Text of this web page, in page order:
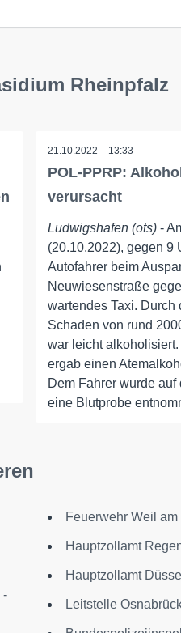
Rheinpfalz
21.10.2022 – 13:33
POL-PPRP:
verursacht
Ludwigshafen (ots)-
(20.10.2022), gegen 9
Autofahrer beim
Neuwiesenstraße
wartendes Taxi. Durch
Schaden von rund
war leicht
ergab einen
Dem Fahrer wurde
eine Blutprobe
-
Feuerwehr Weil am
Hauptzollamt
Hauptzollamt
Leitstelle